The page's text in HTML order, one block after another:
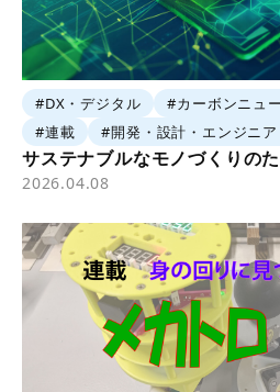
#DX・デジタル #カーボンニュ
#連載
#開発・設計・エンジニ
サステナブルなモノづくり
2026.04.08